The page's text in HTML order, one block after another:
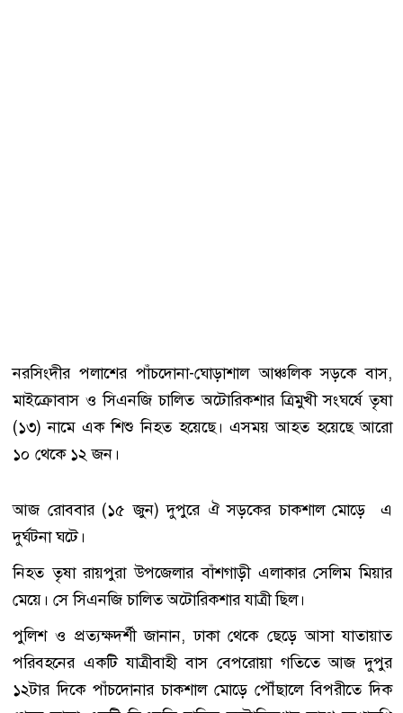
নরসিংদীর পলাশের পাঁচদোনা-ঘোড়াশাল আঞ্চলিক সড়কে বাস,
মাইক্রোবাস ও সিএনজি চালিত অটোরিকশার ত্রিমুখী সংঘর্ষে তৃষা
(১৩) নামে এক শিশু নিহত হয়েছে। এসময় আহত হয়েছে আরো
১০ থেকে ১২ জন।
আজ রোববার (১৫ জুন) দুপুরে ঐ সড়কের চাকশাল মোড়ে এ
দুর্ঘটনা ঘটে।
নিহত তৃষা রায়পুরা উপজেলার বাঁশগাড়ী এলাকার সেলিম মিয়ার
মেয়ে। সে সিএনজি চালিত অটোরিকশার যাত্রী ছিল।
পুলিশ ও প্রত্যক্ষদর্শী জানান, ঢাকা থেকে ছেড়ে আসা যাতায়াত
পরিবহনের একটি যাত্রীবাহী বাস বেপরোয়া গতিতে আজ দুপুর
১২টার দিকে পাঁচদোনার চাকশাল মোড়ে পৌঁছালে বিপরীতে দিক